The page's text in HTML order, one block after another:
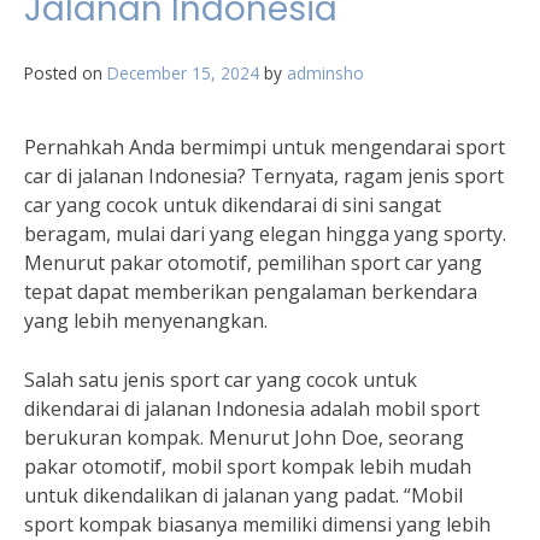
Posted on December 15, 2024 by adminsho
Pernahkah Anda bermimpi untuk mengendarai sport
car di jalanan Indonesia? Ternyata, ragam jenis sport
car yang cocok untuk dikendarai di sini sangat
beragam, mulai dari yang elegan hingga yang sporty.
Menurut pakar otomotif, pemilihan sport car yang
tepat dapat memberikan pengalaman berkendara
yang lebih menyenangkan.
Salah satu jenis sport car yang cocok untuk
dikendarai di jalanan Indonesia adalah mobil sport
berukuran kompak. Menurut John Doe, seorang
pakar otomotif, mobil sport kompak lebih mudah
untuk dikendalikan di jalanan yang padat. “Mobil
sport kompak biasanya memiliki dimensi yang lebih